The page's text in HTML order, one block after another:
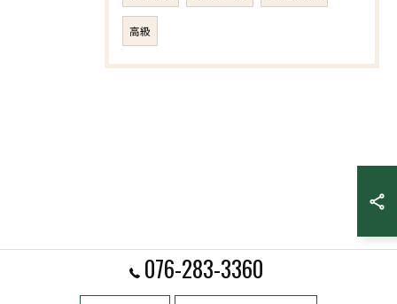
高級
076-283-3360